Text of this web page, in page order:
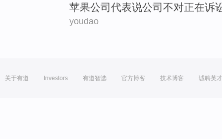
苹果公司 代表说公司 不对正在诉
youdao
关于有道 Investors 有道智选 官方博客 技术博客 诚聘英才